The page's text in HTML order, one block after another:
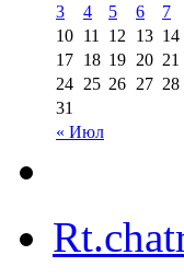
« Июл
3
4 5 6 7
10 11 12 13 14
17 18 19 20 21
24 25 26 27 28
31